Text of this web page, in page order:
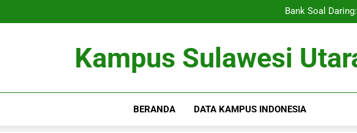
Bank Soal
Inovasi dalam
Bank Soal
Inovasi dalam
Kampus Sulawesi
BERANDA DATA KAMPUS INDONESIA